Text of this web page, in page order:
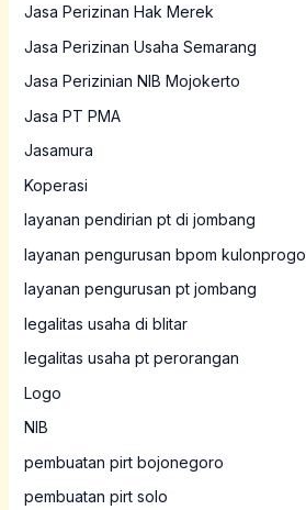
Jasa Perizinan Hak Merek
Jasa Perizinan Usaha Semarang
Jasa Perizinian NIB Mojokerto
Jasa PT PMA
Jasamura
Koperasi
layanan pendirian pt di jombang
layanan pengurusan bpom kulonprogo
layanan pengurusan pt jombang
legalitas usaha di blitar
legalitas usaha pt perorangan
Logo
NIB
pembuatan pirt bojonegoro
pembuatan pirt solo